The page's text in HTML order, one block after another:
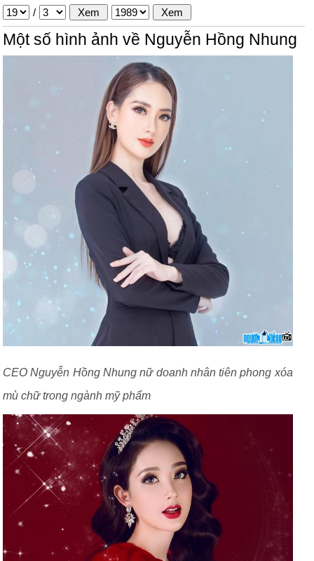
/
Một số hình ảnh về Nguyễn Hồng Nhung
CEO Nguyễn Hồng Nhung nữ doanh nhân tiên phong xóa
mù chữ trong ngành mỹ phẩm